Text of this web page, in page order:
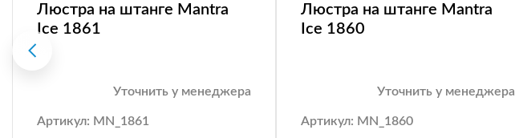
Люстра на штанге Mantra
Ice 1861
Уточнить у менеджера
Артикул: MN_1861
Люстра на штанге Mantra
Ice 1860
Уточнить у менеджера
Артикул: MN_1860